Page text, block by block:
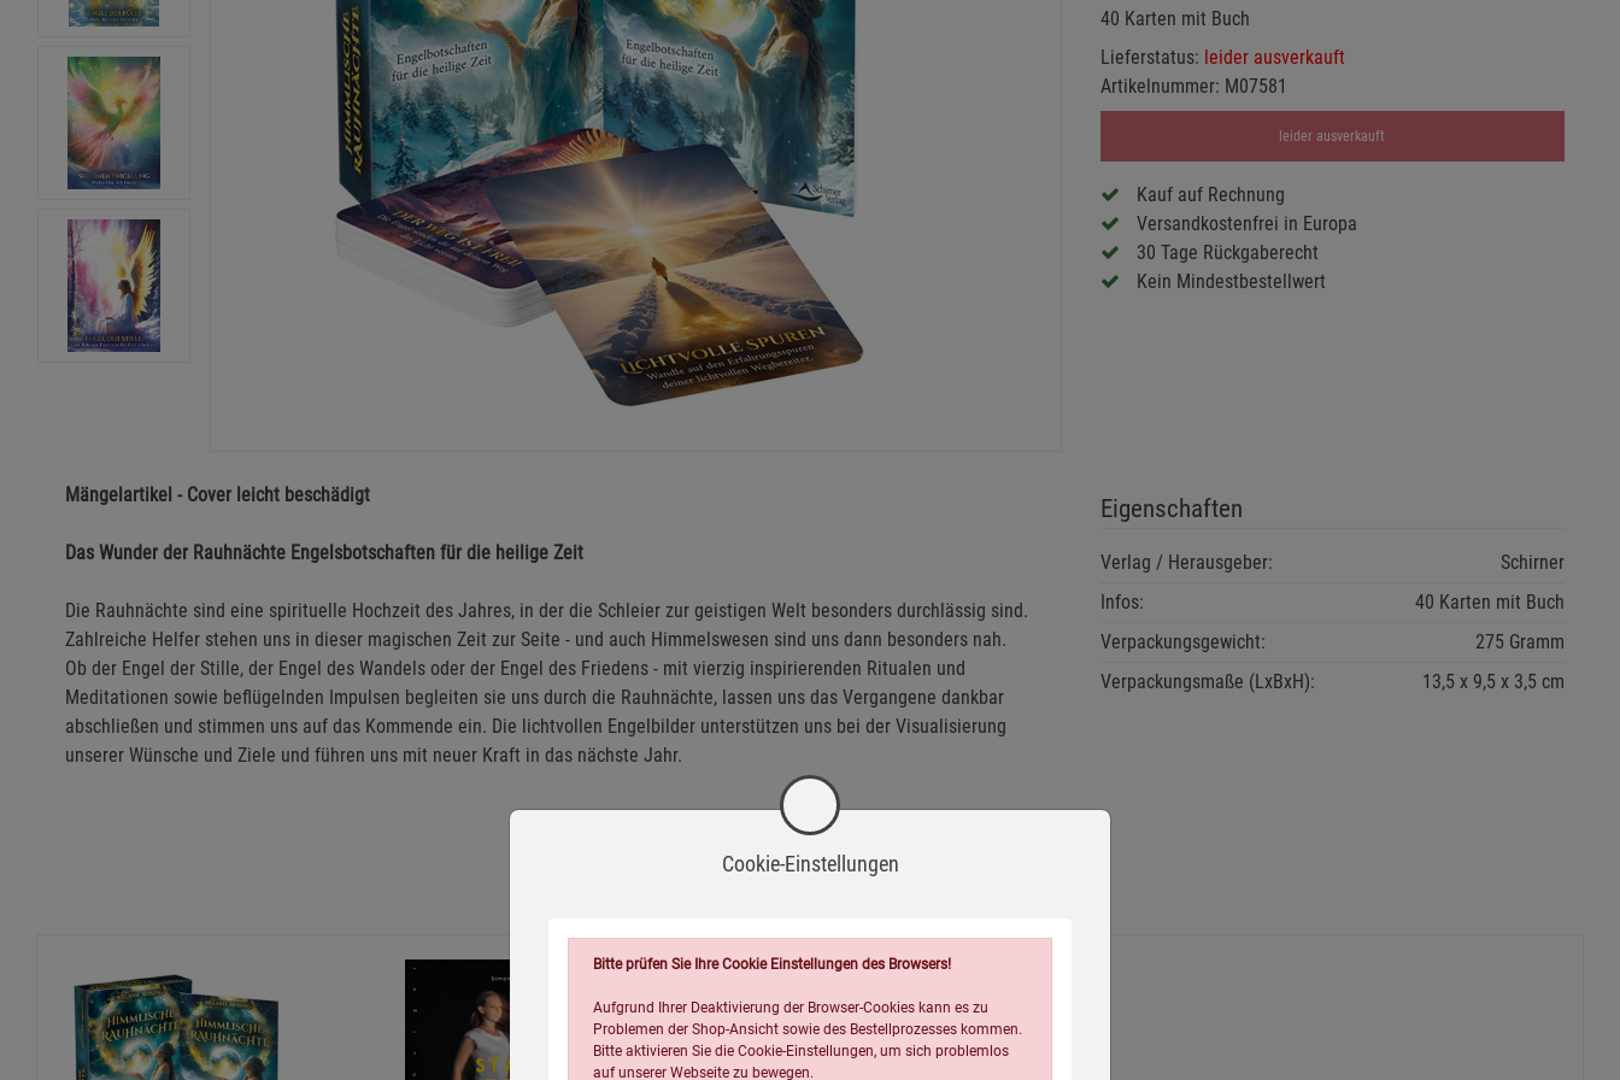
40 Karten mit Buch
Lieferstatus: leider ausverkauft
Artikelnummer: M07581
leider ausverkauft
Kauf auf Rechnung
Versandkostenfrei in Europa
30 Tage Rückgaberecht
Kein Mindestbestellwert
Mängelartikel - Cover leicht beschädigt
Das Wunder der Rauhnächte Engelsbotschaften für die heilige Zeit
Die Rauhnächte sind eine spirituelle Hochzeit des Jahres, in der die Schleier zur geistigen Welt besonders durchlässig sind.
Zahlreiche Helfer stehen uns in dieser magischen Zeit zur Seite - und auch Himmelswesen sind uns dann besonders nah.
Ob der Engel der Stille, der Engel des Wandels oder der Engel des Friedens - mit vierzig inspirierenden Ritualen und
Meditationen sowie beflügelnden Impulsen begleiten sie uns durch die Rauhnächte, lassen uns das Vergangene dankbar
abschließen und stimmen uns auf das Kommende ein. Die lichtvollen Engelbilder unterstützen uns bei der Visualisierung
unserer Wünsche und Ziele und führen uns mit neuer Kraft in das nächste Jahr.
Eigenschaften
Verlag / Herausgeber:
Schirner
Infos:
40 Karten mit Buch
Verpackungsgewicht:
275 Gramm
Verpackungsmaße (LxBxH):
13,5 9,5 3,5 cm
Wird oft zusammen bestellt:
Cookie-Einstellungen
Bitte prüfen Sie Ihre Cookie Einstellungen des Browsers!
Aufgrund Ihrer Deaktivierung der Browser-Cookies kann es zu
Problemen der Shop-Ansicht sowie des Bestellprozesses kommen.
Bitte aktivieren Sie die Cookie-Einstellungen, um sich problemlos
auf unserer Webseite zu bewegen.